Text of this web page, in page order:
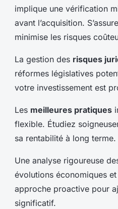
implique une vérification
avant l’acquisition.
minimise les risques
La gestion des risques
réformes législatives
votre investissement est
Les meilleures pratiques
flexible. Étudiez
sa rentabilité à long terme.
Une analyse rigoureuse
évolutions économiques
approche proactive pour
significatif.